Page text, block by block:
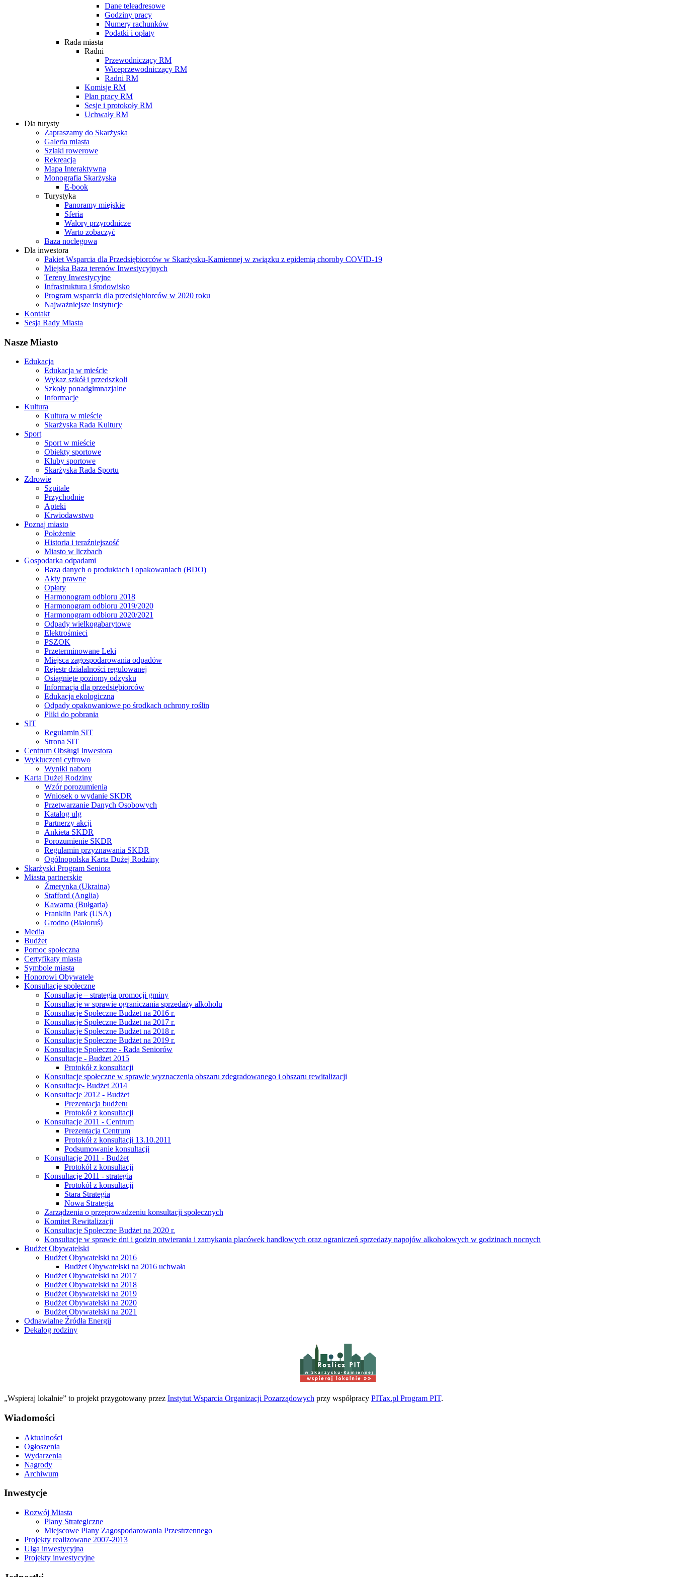
Dane teleadresowe
Godziny pracy
Numery rachunków
Podatki i opłaty
Rada miasta
Radni
Przewodniczący RM
Wiceprzewodniczący RM
Radni RM
Komisje RM
Plan pracy RM
Sesje i protokoły RM
Uchwały RM
Dla turysty
Zapraszamy do Skarżyska
Galeria miasta
Szlaki rowerowe
Rekreacja
Mapa Interaktywna
Monografia Skarżyska
E-book
Turystyka
Panoramy miejskie
Sferia
Walory przyrodnicze
Warto zobaczyć
Baza noclegowa
Dla inwestora
Pakiet Wsparcia dla Przedsiębiorców w Skarżysku-Kamiennej w związku z epidemią choroby COVID-19
Miejska Baza terenów Inwestycyjnych
Tereny Inwestycyjne
Infrastruktura i środowisko
Program wsparcia dla przedsiębiorców w 2020 roku
Najważniejsze instytucje
Kontakt
Sesja Rady Miasta
Nasze Miasto
Edukacja
Edukacja w mieście
Wykaz szkół i przedszkoli
Szkoły ponadgimnazjalne
Informacje
Kultura
Kultura w mieście
Skarżyska Rada Kultury
Sport
Sport w mieście
Obiekty sportowe
Kluby sportowe
Skarżyska Rada Sportu
Zdrowie
Szpitale
Przychodnie
Apteki
Krwiodawstwo
Poznaj miasto
Położenie
Historia i teraźniejszość
Miasto w liczbach
Gospodarka odpadami
Baza danych o produktach i opakowaniach (BDO)
Akty prawne
Opłaty
Harmonogram odbioru 2018
Harmonogram odbioru 2019/2020
Harmonogram odbioru 2020/2021
Odpady wielkogabarytowe
Elektrośmieci
PSZOK
Przeterminowane Leki
Miejsca zagospodarowania odpadów
Rejestr działalności regulowanej
Osiągnięte poziomy odzysku
Informacja dla przedsiębiorców
Edukacja ekologiczna
Odpady opakowaniowe po środkach ochrony roślin
Pliki do pobrania
SIT
Regulamin SIT
Strona SIT
Centrum Obsługi Inwestora
Wykluczeni cyfrowo
Wyniki naboru
Karta Dużej Rodziny
Wzór porozumienia
Wniosek o wydanie SKDR
Przetwarzanie Danych Osobowych
Katalog ulg
Partnerzy akcji
Ankieta SKDR
Porozumienie SKDR
Regulamin przyznawania SKDR
Ogólnopolska Karta Dużej Rodziny
Skarżyski Program Seniora
Miasta partnerskie
Żmerynka (Ukraina)
Stafford (Anglia)
Kawarna (Bułgaria)
Franklin Park (USA)
Grodno (Białoruś)
Media
Budżet
Pomoc społeczna
Certyfikaty miasta
Symbole miasta
Honorowi Obywatele
Konsultacje społeczne
Konsultacje – strategia promocji gminy
Konsultacje w sprawie ograniczania sprzedaży alkoholu
Konsultacje Społeczne Budżet na 2016 r.
Konsultacje Społeczne Budżet na 2017 r.
Konsultacje Społeczne Budżet na 2018 r.
Konsultacje Społeczne Budżet na 2019 r.
Konsultacje Społeczne - Rada Seniorów
Konsultacje - Budżet 2015
Protokół z konsultacji
Konsultacje społeczne w sprawie wyznaczenia obszaru zdegradowanego i obszaru rewitalizacji
Konsultacje- Budżet 2014
Konsultacje 2012 - Budżet
Prezentacja budżetu
Protokół z konsultacji
Konsultacje 2011 - Centrum
Prezentacja Centrum
Protokół z konsultacji 13.10.2011
Podsumowanie konsultacji
Konsultacje 2011 - Budżet
Protokół z konsultacji
Konsultacje 2011 - strategia
Protokół z konsultacji
Stara Strategia
Nowa Strategia
Zarządzenia o przeprowadzeniu konsultacji społecznych
Komitet Rewitalizacji
Konsultacje Społeczne Budżet na 2020 r.
Konsultacje w sprawie dni i godzin otwierania i zamykania placówek handlowych oraz ograniczeń sprzedaży napojów alkoholowych w godzinach nocnych
Budżet Obywatelski
Budżet Obywatelski na 2016
Budżet Obywatelski na 2016 uchwała
Budżet Obywatelski na 2017
Budżet Obywatelski na 2018
Budżet Obywatelski na 2019
Budżet Obywatelski na 2020
Budżet Obywatelski na 2021
Odnawialne Źródła Energii
Dekalog rodziny
w Skarżysku-Kamiennej
„Wspieraj lokalnie” to projekt przygotowany przez Instytut Wsparcia Organizacji Pozarządowych przy współpracy PITax.pl Program PIT.
Wiadomości
Aktualności
Ogłoszenia
Wydarzenia
Nagrody
Archiwum
Inwestycje
Rozwój Miasta
Plany Strategiczne
Miejscowe Plany Zagospodarowania Przestrzennego
Projekty realizowane 2007-2013
Ulga inwestycyjna
Projekty inwestycyjne